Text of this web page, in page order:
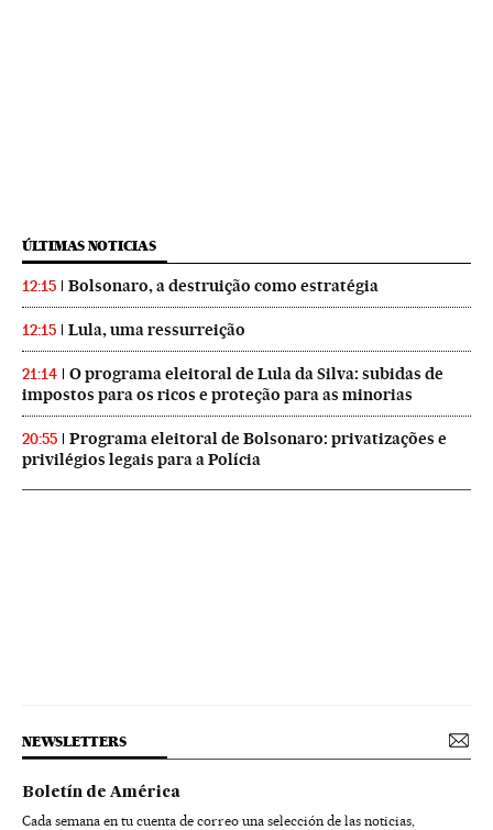
ÚLTIMAS NOTICIAS
12:15 Bolsonaro, a destruição como estratégia
12:15 Lula, uma ressurreição
21:14
O programa eleitoral de Lula da Silva: subidas de
impostos para os ricos e proteção para as minorias
20:55
Programa eleitoral de Bolsonaro: privatizações e
privilégios legais para a Polícia
NEWSLETTERS
Boletín de América
Cada semana en tu cuenta de correo una selección de las noticias,